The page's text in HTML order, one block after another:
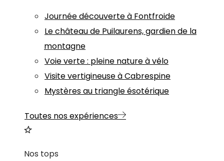
Journée découverte à Fontfroide
Le château de Puilaurens, gardien de la
montagne
Voie verte : pleine nature à vélo
Visite vertigineuse à Cabrespine
Mystères au triangle ésotérique
Toutes nos expériences
Nos tops